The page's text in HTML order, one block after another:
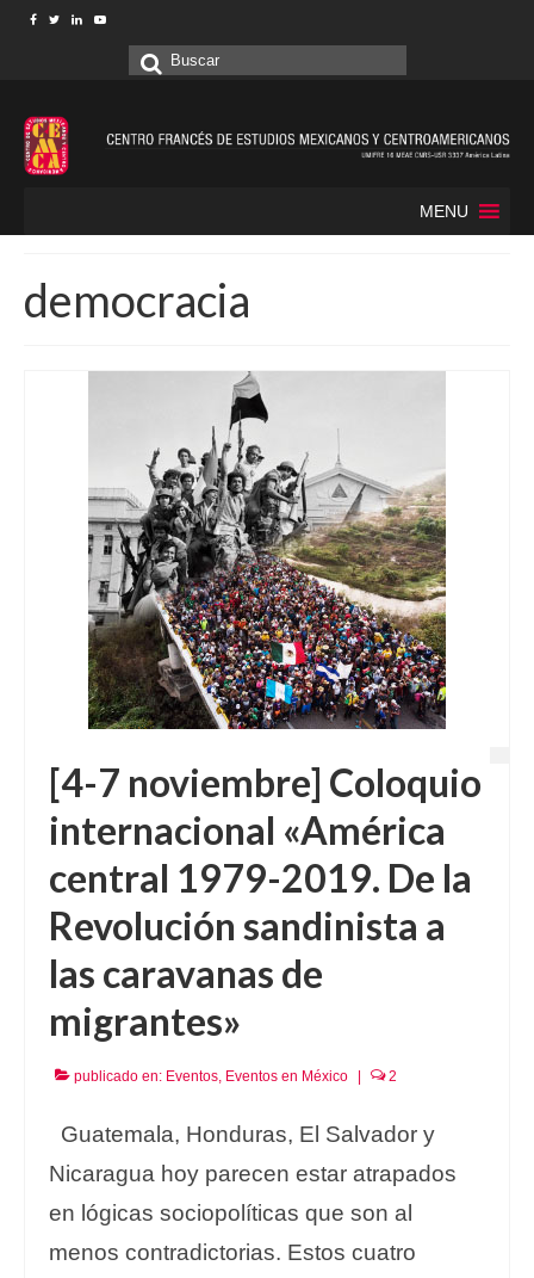
Buscar
MENU
democracia
[4-7 noviembre] Coloquio
internacional «América
central 1979-2019. De la
Revolución sandinista a
las caravanas de
migrantes»
publicado en: Eventos, Eventos en México 2
Guatemala, Honduras, El Salvador y
Nicaragua hoy parecen estar atrapados
en lógicas sociopolíticas que son al
menos contradictorias. Estos cuatro